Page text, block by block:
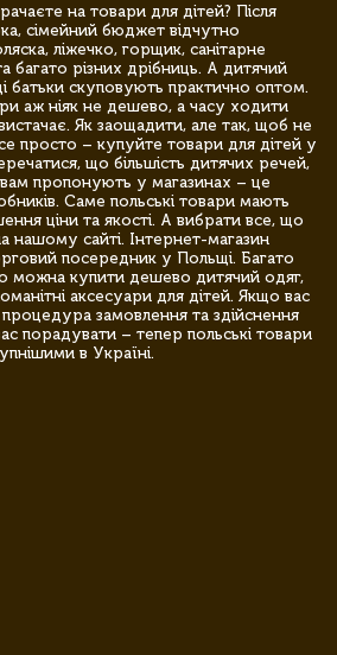
на товари для дітей? Після
сімейний бюджет відчутно
ліжечко, горщик, санітарне
багато різних дрібниць. А дитячий
батьки скуповують практично оптом.
аж ніяк не дешево, а часу ходити
Як заощадити, але так, щоб не
просто – купуйте товари для дітей у
що більшість дитячих речей,
вам пропонують у магазинах – це
Саме польські товари мають
ціни та якості. А вибрати все, що
нашому сайті. Інтернет-магазин
посередник у Польщі. Багато
можна купити дешево дитячий одяг,
аксесуари для дітей. Якщо вас
процедура замовлення та здійснення
порадувати – тепер польські товари
в Україні.